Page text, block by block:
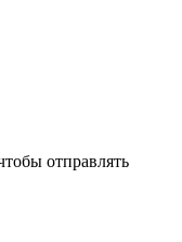
отправлять